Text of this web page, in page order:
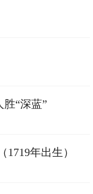
“深蓝”
年出生）